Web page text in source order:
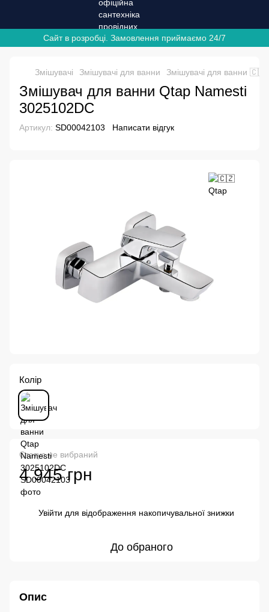
Сайт в розробці. Замовлення приймаємо 24/7
Змішувачі Змішувачі для ванни Змішувачі для ванни
Змішувач для ванни Qtap Namesti
3025102DC
Артикул: SD00042103 Написати відгук
Колір
Статус не вибраний
4 945 грн
Увійти для відображення накопичувальної знижки
До обраного
Опис